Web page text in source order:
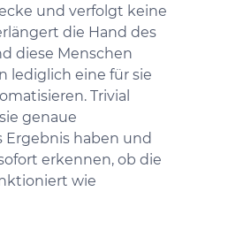
und verfolgt keine
die Hand des
diese Menschen
lediglich eine für sie
Trivial
genaue
Ergebnis haben und
erkennen, ob die
wie